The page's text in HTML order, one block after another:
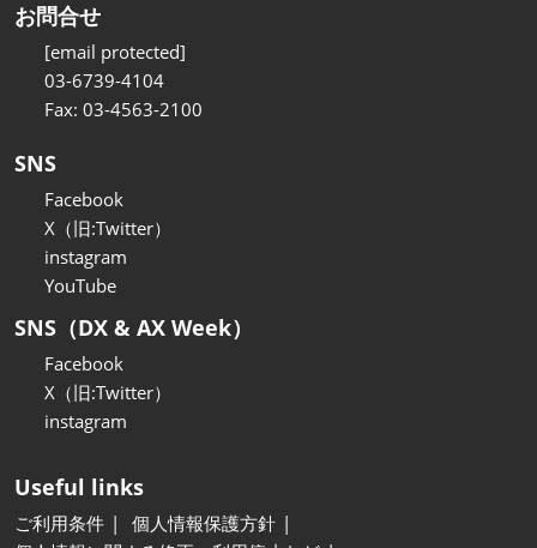
お問合せ
[email protected]
03-6739-4104
Fax: 03-4563-2100
SNS
Facebook
X（旧:Twitter）
instagram
YouTube
SNS（DX & AX Week）
Facebook
X（旧:Twitter）
instagram
Useful links
ご利用条件
個人情報保護方針